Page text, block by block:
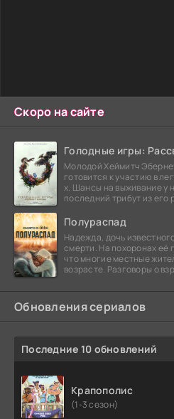
Скоро на сайте
Голодные игры:
Молодой Хеймитч
готовится к участию в
х. Шансы на выживание у
последний трибут из
Полураспад
Надежда, дочь
смерти. На похоронах её
что многие местные
возрасте. Разговоры о
Обновления сериалов
Последние 10 обновлений
Крапополис
(1-3 сезон)